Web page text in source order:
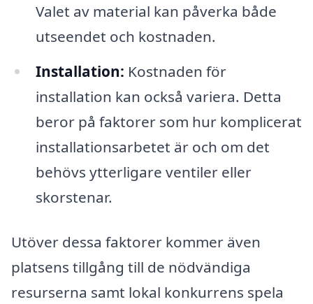
Valet av material kan påverka både
utseendet och kostnaden.
Installation: Kostnaden för
installation kan också variera. Detta
beror på faktorer som hur komplicerat
installationsarbetet är och om det
behövs ytterligare ventiler eller
skorstenar.
Utöver dessa faktorer kommer även
platsens tillgång till de nödvändiga
resurserna samt lokal konkurrens spela